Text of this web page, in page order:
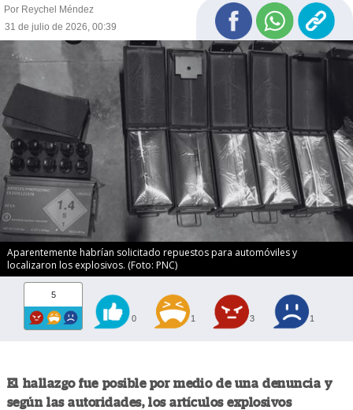
Por Reychel Méndez
31 de julio de 2026, 00:39
Aparentemente habrían solicitado repuestos para automóviles y
localizaron los explosivos. (Foto: PNC)
5
0 1 3 1
El hallazgo fue posible por medio de una denuncia y
según las autoridades, los artículos explosivos